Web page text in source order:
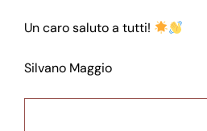
Un caro saluto a tutti!
Silvano Maggio